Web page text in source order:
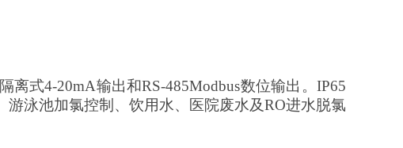
离式4-20mA输出和RS-485Modbus数位输出。IP65
泳池加氯控制、饮用水、医院废水及RO进水脱氯